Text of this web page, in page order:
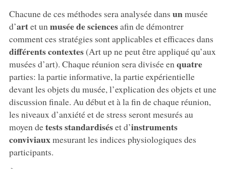
Chacune de ces méthodes sera analysée dans unmusée
d’artet un musée de sciencesafin de démontrer
comment ces stratégies sont applicables et efficaces dans
différents contextes(Art up ne peut être appliqué qu’aux
musées d’art). Chaque réunion sera divisée en quatre
parties: la partie informative, la partie expérientielle
devant les objets du musée, l’explication des objets et une
discussion finale. Au début et à la fin de chaque réunion,
les niveaux d’anxiété et de stress seront mesurés au
moyen detests standardiséset d’instruments
conviviauxmesurant les indices physiologiques des
participants.